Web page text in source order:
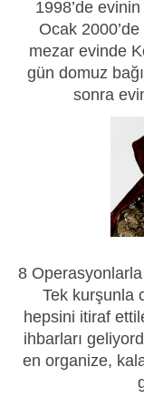
1998’de evinin
Ocak
mezar evinde
gün domuz
sonra
8
Tek kurşunla
hepsini itiraf
ihbarları
en organize,